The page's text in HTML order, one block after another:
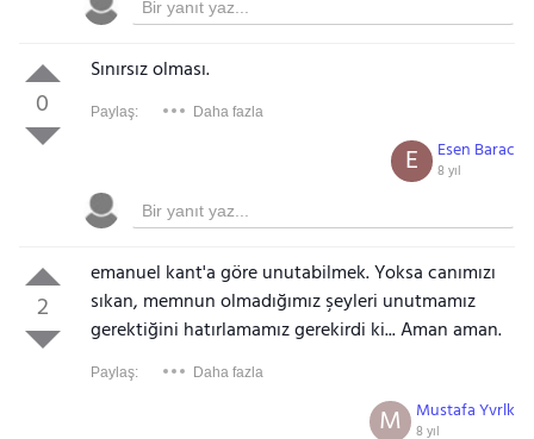
0
Sınırsız olması.
Paylaş: Daha fazla
Esen Barac
8 yıl
E
2
emanuel kant'a göre unutabilmek. Yoksa canımızı
sıkan, memnun olmadığımız şeyleri unutmamız
gerektiğini hatırlamamız gerekirdi ki... Aman aman.
Paylaş: Daha fazla
Mustafa Yvrlk
8 yıl
M